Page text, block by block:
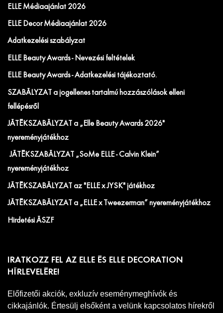
ELLE Médiaajánlat 2026
ELLE Decor Médiaajánlat 2026
Adatkezelési szabályzat
ELLE Beauty Awards - Nevezési feltételek
ELLE Beauty Awards - Adatkezelési tájékoztató.
SZABÁLYZAT a jogellenes tartalmú hozzászólások elleni
fellépésről
JÁTÉKSZABÁLYZAT a „Elle Beauty Awards 2026"
nyereményjátékhoz
JÁTÉKSZABÁLYZAT „SoMe ELLE - Calvin Klein”
nyereményjátékhoz
JÁTÉKSZABÁLYZAT az "ELLE x JYSK" játékhoz
JÁTÉKSZABÁLYZAT a „ELLE x Tweezerman” nyereményjátékhoz
Hirdetési ÁSZF
IRATKOZZ FEL AZ ELLE ÉS ELLE DECORATION
HÍRLEVELÉRE!
Előfizetői akciók, exkluzív eseménymeghívók és
cikkajánlók. Értesülj elsőként a velünk kapcsolatos hírekről